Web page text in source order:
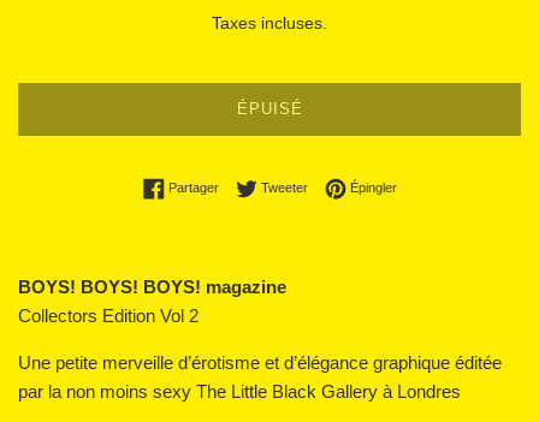
Taxes incluses.
ÉPUISÉ
PartagerPartager sur Facebook
TweeterTweeter sur Twitter
ÉpinglerÉpingler sur Pinterest
BOYS! BOYS! BOYS! magazine
Collectors Edition Vol 2
Une petite merveille d’érotisme et d’élégance graphique éditée
par la non moins sexy The Little Black Gallery à Londres